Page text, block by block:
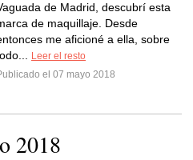
de Madrid, descubrí esta
de maquillaje. Desde
me aficioné a ella, sobre
Leer el resto
el 07 mayo 2018
2018